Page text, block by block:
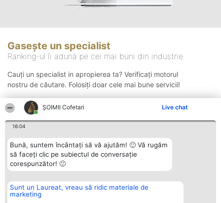
ȘOIMII Cofetari Live chat
16:04
Bună, suntem încântați să vă ajutăm! 🙂 Vă rugăm
să faceți clic pe subiectul de conversație
corespunzător! 🙂
Sunt un Laureat, vreau să ridic materiale de
marketing
Gasește un specialist
Ranking-ul îi adună pe cei mai buni din industrie
Cauți un specialist in apropierea ta? Verificați motorul
nostru de căutare. Folosiți doar cele mai bune servicii!
Organizator Ranking
BRIGHT SOLUTIONS BR SRL
Plebiscyt Contact